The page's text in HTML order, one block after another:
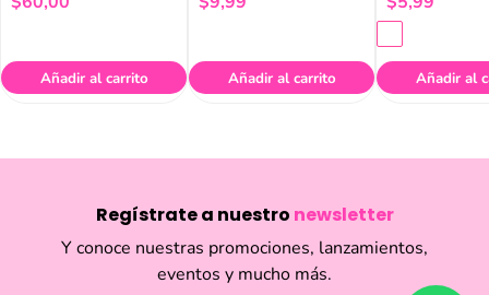
Añadir al carrito Añadir al carrito Añadir al
Regístrate a nuestro newsletter
Y conoce nuestras promociones, lanzamientos,
eventos y mucho más.